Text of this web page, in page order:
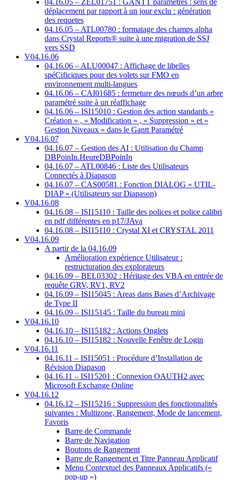
déplacement par rapport à un jour exclu : génération
des requetes
04.16.05 – ATL00780 : formatage des champs alpha
dans Crystal Reports® suite à une migration de SSJ
vers SSD
V04.16.06
04.16.06 – ALU00047 : Affichage de libelles
spéCificiques pour des volets sur FMO en
environnement multi-langues
04.16.06 – CAI01685 : fermeture des nœuds d’un arbre
paramétré suite à un réaffichage
04.16.06 – ISI15010 : Gestion des action standards «
Création » , « Modification » , « Suppression » et «
Gestion Niveaux » dans le Gantt Paramétré
V04.16.07
04.16.07 – Gestion des AI : Utilisation du Champ
DBPoinIn.HeureDBPoinIn
04.16.07 – ATL00846 : Liste des Utilisateurs
Connectés à Diapason
04.16.07 – CAS00581 : Fonction DIALOG « UTIL-
DIAP » (Utilisateurs sur Diapason)
V04.16.08
04.16.08 – ISI15110 : Taille des polices et police calibri
en pdf différentes en p17/JAva
04.16.08 – ISI15110 : Crystal XI et CRYSTAL 2011
V04.16.09
A partir de la 04.16.09
Amélioration expérience Utilisateur :
restructuration des explorateurs
04.16.09 – BEL03302 : Héritage des VBA en entrée de
requête GRV, RV1, RV2
04.16.09 – ISI15045 : Areas dans Bases d’Archivage
de Type II
04.16.09 – ISI15145 : Taille du bureau mini
V04.16.10
04.16.10 – ISI15182 : Actions Onglets
04.16.10 – ISI15182 : Nouvelle Fenêtre de Login
V04.16.11
04.16.11 – ISI15051 : Procédure d’Installation de
Révision Diapason
04.16.11 – ISI15201 : Connexion OAUTH2 avec
Microsoft Exchange Online
V04.16.12
04.16.12 – ISI15216 : Suppression des fonctionnalités
suivantes : Multizone, Rangement, Mode de lancement,
Favoris
Barre de Commande
Barre de Navigation
Boutons de Rangement
Barre de Rangement et Titre Panneau Applicatif
Menu Contextuel des Panneaux Applicatifs («
pop-up »)